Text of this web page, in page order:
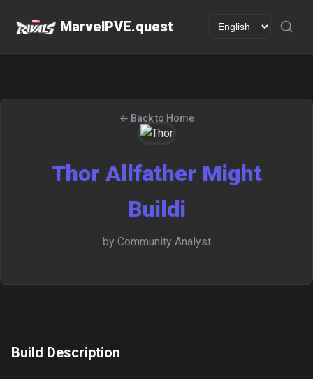
MarvelPVE.quest
← Back to Home
Thor Allfather Might
Buildi
by Community Analyst
Build Description